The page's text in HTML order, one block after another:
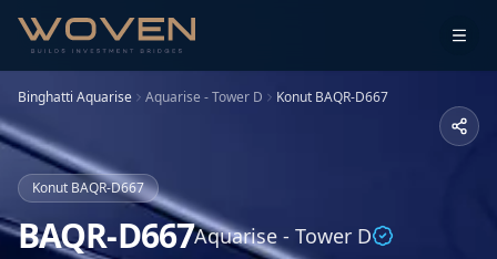
Binghatti Aquarise Aquarise - Tower D Konut BAQR-D667
Konut BAQR-D667
BAQR-D667Aquarise - Tower D